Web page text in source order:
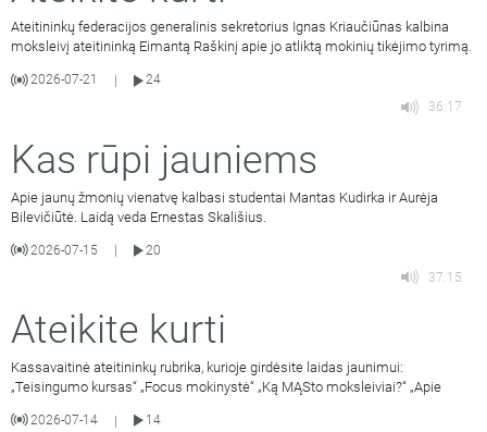
Ateitininkų federacijos generalinis sekretorius Ignas Kriaučiūnas kalbina
moksleivį ateitininką Eimantą Raškinį apie jo atliktą mokinių tikėjimo tyrimą.
2026-07-21
24
36:17
Kas rūpi jauniems
Apie jaunų žmonių vienatvę kalbasi studentai Mantas Kudirka ir Aurėja
Bilevičiūtė. Laidą veda Ernestas Skališius.
2026-07-15
20
37:15
Ateikite kurti
Kassavaitinė ateitininkų rubrika, kurioje girdėsite laidas jaunimui:
„Teisingumo kursas“ „Focus mokinystė“ „Ką MĄSto moksleiviai?“ „Apie
2026-07-14 |
14